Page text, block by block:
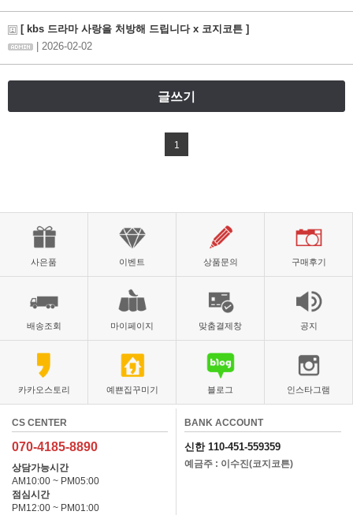
[ kbs 드라마 사랑을 처방해 드립니다 x 코지코튼 ]
| 2026-02-02
글쓰기
1
사은품 이벤트 상품문의 구매후기
배송조회 마이페이지 맞춤결제창 공지
카카오스토리 예쁜집꾸미기 블로그 인스타그램
CS CENTER
070-4185-8890
상담가능시간
AM10:00 ~ PM05:00
점심시간
PM12:00 ~ PM01:00
BANK ACCOUNT
신한 110-451-559359
예금주 : 이수진(코지코튼)